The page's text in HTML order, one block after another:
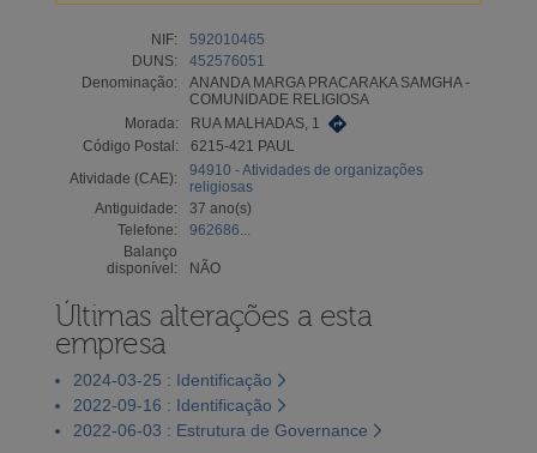
NIF:
592010465
DUNS:
452576051
Denominação:
ANANDA MARGA PRACARAKA SAMGHA -
COMUNIDADE RELIGIOSA
Morada:
RUA MALHADAS, 1
Código Postal:
6215-421 PAUL
Atividade (CAE):
94910 - Atividades de organizações
religiosas
Antiguidade:
37 ano(s)
Telefone:
962686...
Balanço
disponível:
NÃO
Últimas alterações a esta
empresa
2024-03-25 : Identificação
2022-09-16 : Identificação
2022-06-03 : Estrutura de Governance